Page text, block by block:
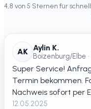
4,8 von 5 Sternen für
AK Aylin K.
Boizenburg/Elbe
Super Service!
Termin bekommen.
Nachweis sofort per
12.05.2025